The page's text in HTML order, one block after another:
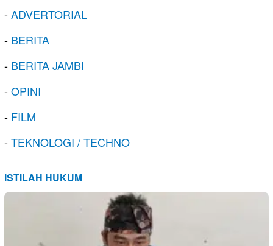
-ADVERTORIAL
- BERITA
- BERITA JAMBI
-OPINI
- FILM
-TEKNOLOGI / TECHNO
ISTILAH HUKUM